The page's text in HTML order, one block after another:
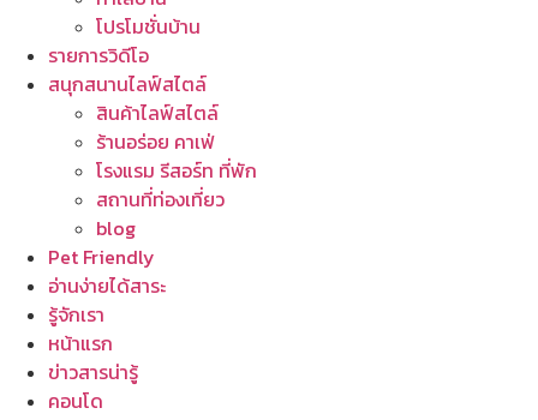
โปรโมชั่นบ้าน
รายการวิดีโอ
สนุกสนานไลฟ์สไตล์
สินค้าไลฟ์สไตล์
ร้านอร่อย คาเฟ่
โรงแรม รีสอร์ท ที่พัก
สถานที่ท่องเที่ยว
blog
Pet Friendly
อ่านง่ายได้สาระ
รู้จักเรา
หน้าแรก
ข่าวสารน่ารู้
คอนโด